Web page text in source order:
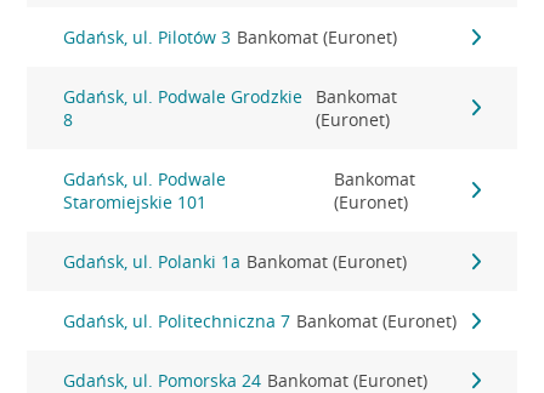
Gdańsk, ul. Pilotów 3 Bankomat (Euronet)
Gdańsk, ul. Podwale Grodzkie
8
Bankomat
(Euronet)
Gdańsk, ul. Podwale
Staromiejskie 101
Bankomat
(Euronet)
Gdańsk, ul. Polanki 1a Bankomat (Euronet)
Gdańsk, ul. Politechniczna 7 Bankomat (Euronet)
Gdańsk, ul. Pomorska 24 Bankomat (Euronet)